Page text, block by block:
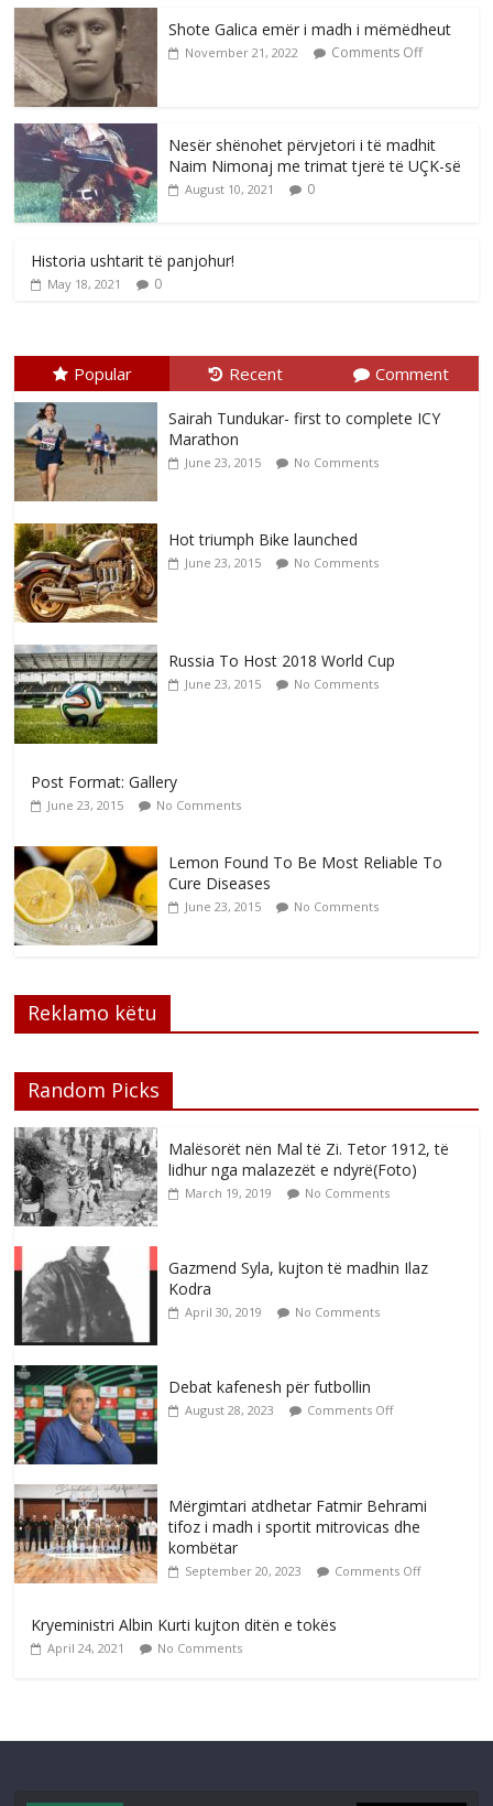
Shote Galica emër i madh i mëmëdheut
November 21, 2022 Comments Off
Nesër shënohet përvjetori i të madhit
Naim Nimonaj me trimat tjerë të UÇK-së
August 10, 2021 0
Historia ushtarit të panjohur!
May 18, 2021 0
Popular Recent Comment
Sairah Tundukar- first to complete ICY
Marathon
June 23, 2015 No Comments
Hot triumph Bike launched
June 23, 2015 No Comments
Russia To Host 2018 World Cup
June 23, 2015 No Comments
Post Format: Gallery
June 23, 2015 No Comments
Lemon Found To Be Most Reliable To
Cure Diseases
June 23, 2015 No Comments
Reklamo këtu
Random Picks
Malësorët nën Mal të Zi. Tetor 1912, të
lidhur nga malazezët e ndyrë(Foto)
March 19, 2019 No Comments
Gazmend Syla, kujton të madhin Ilaz
Kodra
April 30, 2019 No Comments
Debat kafenesh për futbollin
August 28, 2023 Comments Off
Mërgimtari atdhetar Fatmir Behrami
tifoz i madh i sportit mitrovicas dhe
kombëtar
September 20, 2023 Comments Off
Kryeministri Albin Kurti kujton ditën e tokës
April 24, 2021 No Comments